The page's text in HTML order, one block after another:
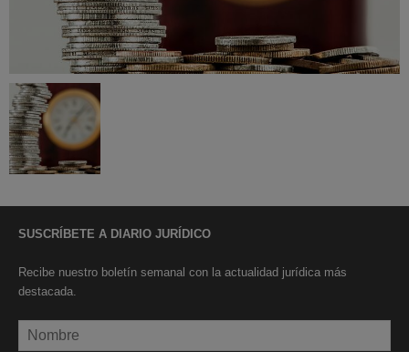
SUSCRÍBETE A DIARIO JURÍDICO
Recibe nuestro boletín semanal con la actualidad jurídica más
destacada.